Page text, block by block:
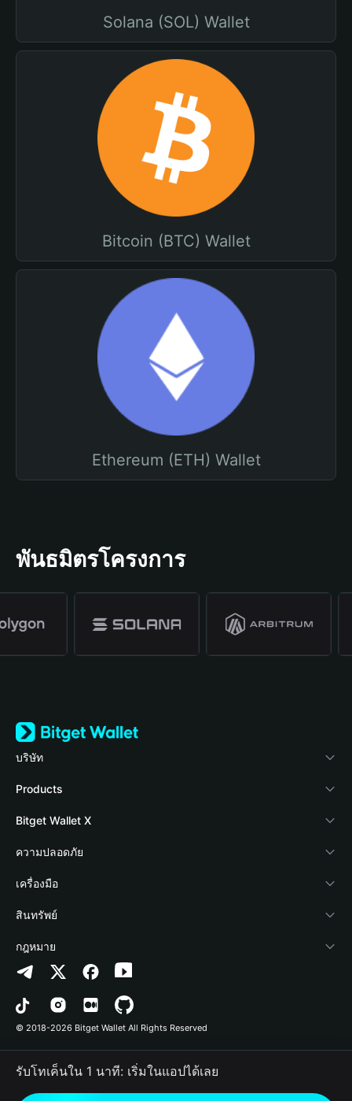
Solana (SOL) Wallet
Bitcoin (BTC) Wallet
Ethereum (ETH) Wallet
พันธมิตรโครงการ
บริษัท
เกี่ยวกับ Bitget Wallet
Blog
Academy
ข่าวสารด้านคริปโต
ศูนย์ช่วยเหลือ
ติดต่อเรา
ทรัพยากรข้อมูลของแบรนด์
อาชีพ
Products
Crypto Card
Stablecoin Earn
Payfi Crypto
Crypto Swap API
Altcoin Season Index
Prediction Markets
DApp
RWA
Bitget Wallet X
นักพัฒนา
เชื่อมต่อ Wallet
Bitget Wallet Pay
ลิสต์โปรเจกต์
ความปลอดภัย
Protection Fund
เทคโนโลยีความปลอดภัย
เครื่องมือ
ซื้อคริปโต
การตรวจจับการอนุญาต
การตรวจจับสัญญา
การโอนเป็นชุด
สินทรัพย์
Arbitrum
Avalanche
Bitcoin
Polygon
กฎหมาย
นโยบายความเป็นส่วนตัว
ข้อตกลงในการใช้บริการ
© 2018-2026 Bitget Wallet All Rights Reserved
รับโทเค็นใน 1 นาที: เริ่มในแอปได้เลย